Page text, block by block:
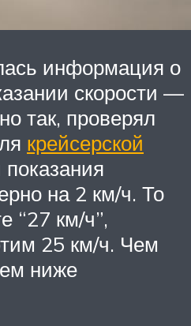
информация о
скорости —
так, проверял
крейсерской
показания
на 2 км/ч. То
“27 км/ч”,
25 км/ч. Чем
ниже